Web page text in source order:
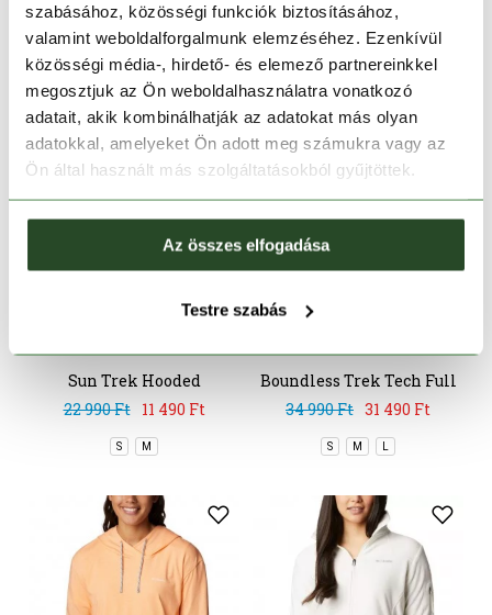
szabásához, közösségi funkciók biztosításához,
valamint weboldalforgalmunk elemzéséhez. Ezenkívül
közösségi média-, hirdető- és elemező partnereinkkel
megosztjuk az Ön weboldalhasználatra vonatkozó
adatait, akik kombinálhatják az adatokat más olyan
adatokkal, amelyeket Ön adott meg számukra vagy az
Ön által használt más szolgáltatásokból gyűjtöttek.
Az összes elfogadása
Testre szabás
XS S M L XL XS S M L
Sun Trek Hooded
Pullover
22 990 Ft 11 490 Ft
S M
CSAK ONLINE
Boundless Trek Tech Full
Zip
34 990 Ft 31 490 Ft
S M L